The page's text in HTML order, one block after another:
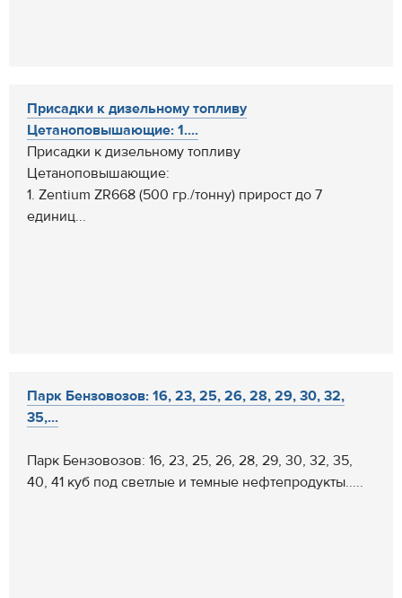
Присадки к дизельному топливу
Цетаноповышающие: 1....
Присадки к дизельному топливу
Цетаноповышающие:
1. Zentium ZR668 (500 гр./тонну) прирост до 7
единиц...
Парк Бензовозов: 16, 23, 25, 26, 28, 29, 30, 32,
35,...
Парк Бензовозов: 16, 23, 25, 26, 28, 29, 30, 32, 35,
40, 41 куб под светлые и темные нефтепродукты.....